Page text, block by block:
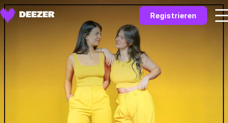
Registrieren